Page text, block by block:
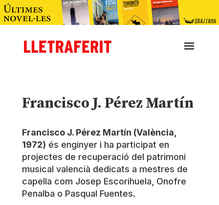
Francisco J. Pérez Martín
Francisco J. Pérez Martín (València,
1972) és enginyer i ha participat en
projectes de recuperació del patrimoni
musical valencià dedicats a mestres de
capella com Josep Escorihuela, Onofre
Penalba o Pasqual Fuentes.